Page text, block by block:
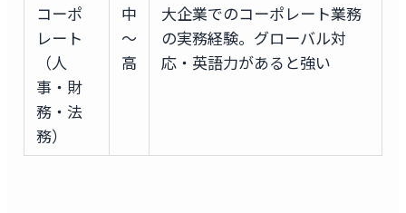
コーポ
レート
（人
事・財
務・法
務）
中
〜
高
大企業でのコーポレート業務
の実務経験。グローバル対
応・英語力があると強い